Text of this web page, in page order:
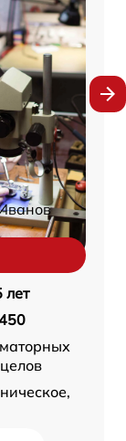
лет